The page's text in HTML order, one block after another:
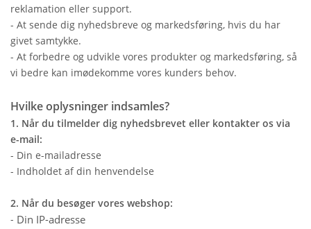
reklamation eller support.
- At sende dig nyhedsbreve og markedsføring, hvis du har
givet samtykke.
- At forbedre og udvikle vores produkter og markedsføring, så
vi bedre kan imødekomme vores kunders behov.
Hvilke oplysninger indsamles?
1. Når du tilmelder dig nyhedsbrevet eller kontakter os via
e-mail:
- Din e-mailadresse
- Indholdet af din henvendelse
2. Når du besøger vores webshop:
- Din IP-adresse